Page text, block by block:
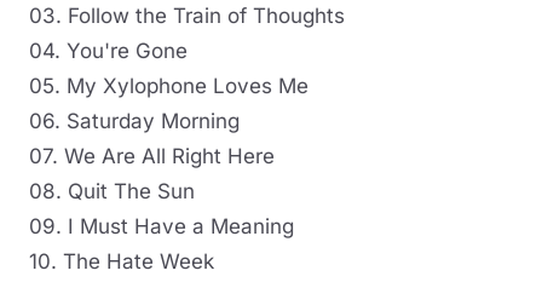
03. Follow the Train of Thoughts
04. You're Gone
05. My Xylophone Loves Me
06. Saturday Morning
07. We Are All Right Here
08. Quit The Sun
09. I Must Have a Meaning
10. The Hate Week